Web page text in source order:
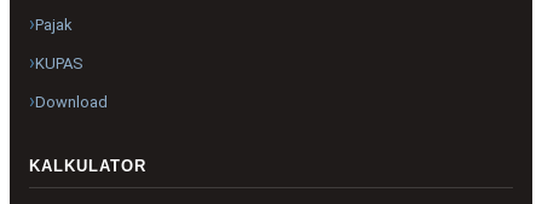
Pajak
KUPAS
Download
KALKULATOR